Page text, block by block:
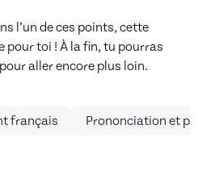
l’un de ces points, cette
pour toi ! À la fin, tu pourras
aller encore plus loin.
français Prononciation et